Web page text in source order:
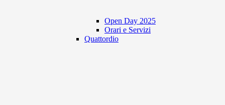
Open Day 2025
Orari e Servizi
Quattordio